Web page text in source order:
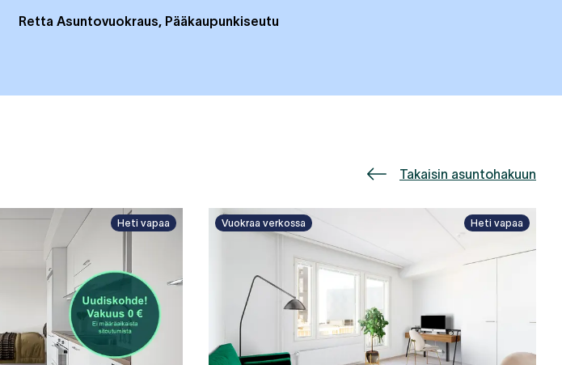
Retta Asuntovuokraus, Pääkaupunkiseutu
Takaisin asuntohakuun
Heti vapaa Vuokraa verkossa Heti vapaa